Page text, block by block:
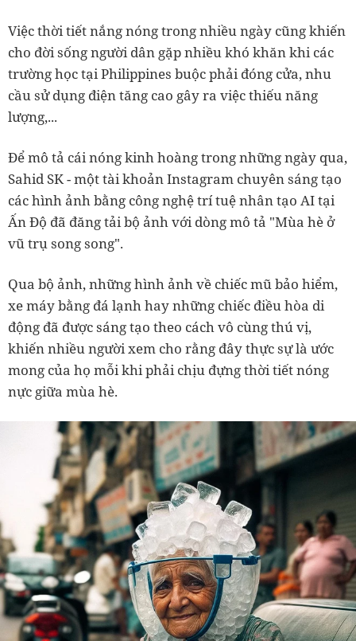
Việc thời tiết nắng nóng trong nhiều ngày cũng khiến
cho đời sống người dân gặp nhiều khó khăn khi các
trường học tại Philippines buộc phải đóng cửa, nhu
cầu sử dụng điện tăng cao gây ra việc thiếu năng
lượng,...
Để mô tả cái nóng kinh hoàng trong những ngày qua,
Sahid SK - một tài khoản Instagram chuyên sáng tạo
các hình ảnh bằng công nghệ trí tuệ nhân tạo AI tại
Ấn Độ đã đăng tải bộ ảnh với dòng mô tả "Mùa hè ở
vũ trụ song song".
Qua bộ ảnh, những hình ảnh về chiếc mũ bảo hiểm,
xe máy bằng đá lạnh hay những chiếc điều hòa di
động đã được sáng tạo theo cách vô cùng thú vị,
khiến nhiều người xem cho rằng đây thực sự là ước
mong của họ mỗi khi phải chịu đựng thời tiết nóng
nực giữa mùa hè.